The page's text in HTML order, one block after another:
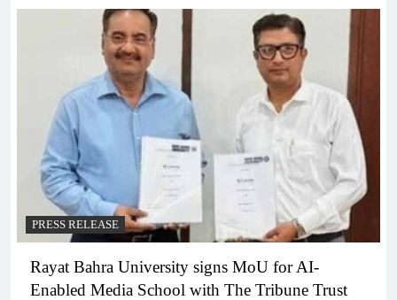
PRESS RELEASE
Rayat Bahra University signs MoU for AI-
Enabled Media School with The Tribune Trust